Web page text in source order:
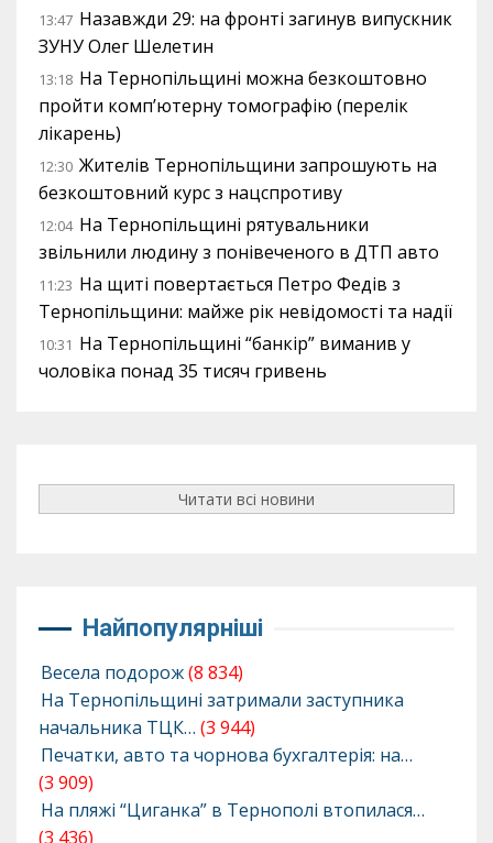
13:47 Назавжди 29: на фронті загинув випускник
ЗУНУ Олег Шелетин
13:18 На Тернопільщині можна безкоштовно
пройти комп’ютерну томографію (перелік
лікарень)
12:30 Жителів Тернопільщини запрошують на
безкоштовний курс з нацспротиву
12:04 На Тернопільщині рятувальники
звільнили людину з понівеченого в ДТП авто
11:23 На щиті повертається Петро Федів з
Тернопільщини: майже рік невідомості та надії
10:31 На Тернопільщині “банкір” виманив у
чоловіка понад 35 тисяч гривень
Читати всі новини
Найпопулярніші
Весела подорож(8 834)
На Тернопільщині затримали заступника
начальника ТЦК… (3 944)
Печатки, авто та чорнова бухгалтерія: на…
(3 909)
На пляжі “Циганка” в Тернополі втопилася…
(3 436)